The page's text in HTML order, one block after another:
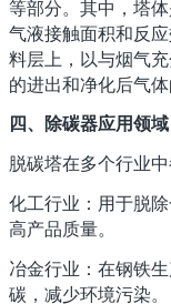
等部分。其中，塔
气液接触面积和反
料层上，以与烟气
的进出和净化后气体
四、除碳器应用领域
脱碳塔在多个行业
化工行业：用于脱
高产品质量。
冶金行业：在钢铁
碳，减少环境污染。